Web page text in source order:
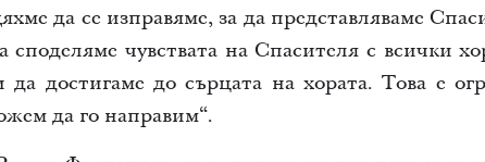
да се изправяме, за да представляваме
чувствата на Спасителя с всички
да достигаме до сърцата на хората. Това е
да го направим“.